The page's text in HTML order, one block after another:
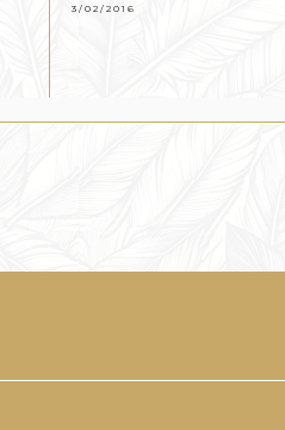
3/02/2016